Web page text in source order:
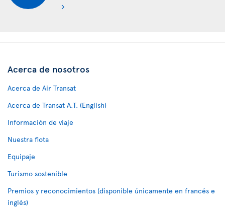
Acerca de nosotros
Acerca de Air Transat
Acerca de Transat A.T. (English)
Información de viaje
Nuestra flota
Equipaje
Turismo sostenible
Premios y reconocimientos (disponible únicamente en francés e
inglés)